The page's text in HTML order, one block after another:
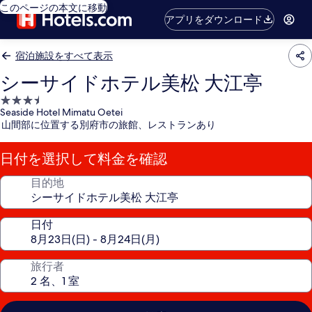
このページの本文に移動
アプリをダウンロード
宿泊施設をすべて表示
シーサイドホテル美松 大江亭
3.5
つ
星
宿
泊
施
Seaside Hotel Mimatu Oetei
山間部に位置する別府市の旅館、レストランあり
日付を選択して料金を確認
目的地
日付
旅行者